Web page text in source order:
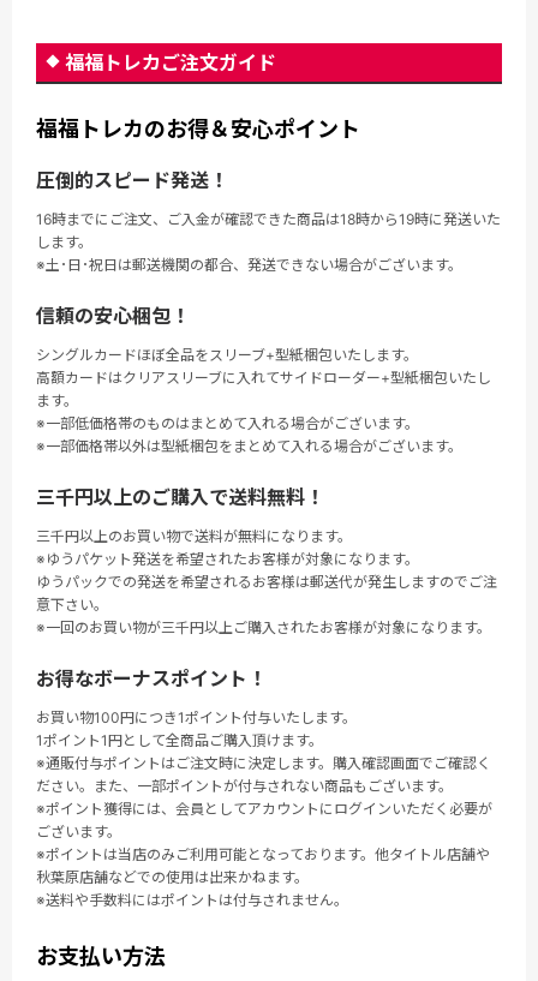
福福トレカご注文ガイド
福福トレカのお得＆安心ポイント
圧倒的スピード発送！
16時までにご注文、ご入金が確認できた商品は18時から19時に発送いた
します。
※土･日･祝日は郵送機関の都合、発送できない場合がございます。
信頼の安心梱包！
シングルカードほぼ全品をスリーブ+型紙梱包いたします。
高額カードはクリアスリーブに入れてサイドローダー+型紙梱包いたし
ます。
※一部低価格帯のものはまとめて入れる場合がございます。
※一部価格帯以外は型紙梱包をまとめて入れる場合がございます。
三千円以上のご購入で送料無料！
三千円以上のお買い物で送料が無料になります。
※ゆうパケット発送を希望されたお客様が対象になります。
ゆうパックでの発送を希望されるお客様は郵送代が発生しますのでご注
意下さい。
※一回のお買い物が三千円以上ご購入されたお客様が対象になります。
お得なボーナスポイント！
お買い物100円につき1ポイント付与いたします。
1ポイント1円として全商品ご購入頂けます。
※通販付与ポイントはご注文時に決定します。購入確認画面でご確認く
ださい。また、一部ポイントが付与されない商品もございます。
※ポイント獲得には、会員としてアカウントにログインいただく必要が
ございます。
※ポイントは当店のみご利用可能となっております。他タイトル店舗や
秋葉原店舗などでの使用は出来かねます。
※送料や手数料にはポイントは付与されません。
お支払い方法